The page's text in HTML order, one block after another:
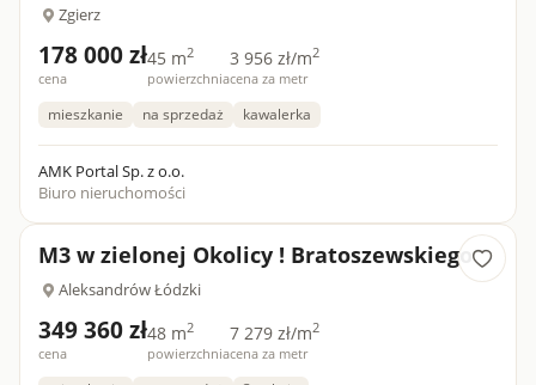
Zgierz
178 000 zł
cena
45 m2
powierzchnia
3 956 zł/m2
cena za metr
mieszkanie na sprzedaż kawalerka
AMK Portal Sp. z o.o.
Biuro nieruchomości
M3 w zielonej Okolicy ! Bratoszewskiego
Aleksandrów Łódzki
349 360 zł
cena
48 m2
powierzchnia
7 279 zł/m2
cena za metr